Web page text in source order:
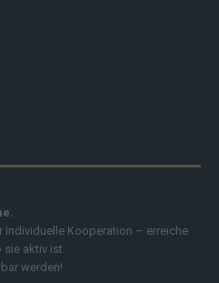
individuelle Kooperation – erreiche
aktiv ist.
werden!